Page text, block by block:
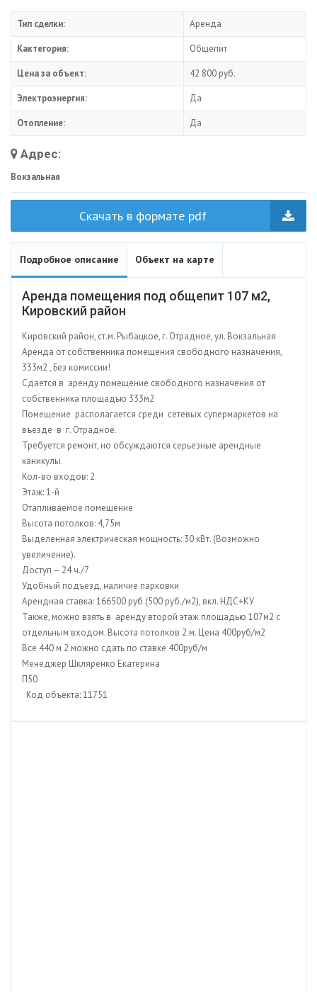
Тип сделки: Аренда
Кактегория: Общепит
Цена за объект: 42 800 руб.
Электроэнергия: Да
Отопление: Да
Адрес:
Вокзальная
Скачать в формате pdf
Подробное описание Объект на карте
Аренда помещения под общепит 107 м2,
Кировский район
Кировский район, ст.м. Рыбацкое, г. Отрадное, ул. Вокзальная
Аренда от собственника помещения свободного назначения,
333м2 , Без комиссии!
Сдается в аренду помещение свободного назначения от
собственника площадью 333м2
Помещение располагается среди сетевых супермаркетов на
въезде в г. Отрадное.
Требуется ремонт, но обсуждаются серьезные арендные
каникулы.
Кол-во входов: 2
Этаж: 1-й
Отапливаемое помещение
Высота потолков: 4,75м
Выделенная электрическая мощность: 30 кВт. (Возможно
увеличение).
Доступ – 24 ч./7
Удобный подъезд, наличие парковки
Арендная ставка: 166500 руб.(500 руб./м2), вкл. НДС+КУ
Также, можно взять в аренду второй этаж площадью 107м2 с
отдельным входом. Высота потолков 2 м. Цена 400руб/м2
Все 440 м 2 можно сдать по ставке 400руб/м
Менеджер Шкляренко Екатерина
П50
Код объекта: 11751